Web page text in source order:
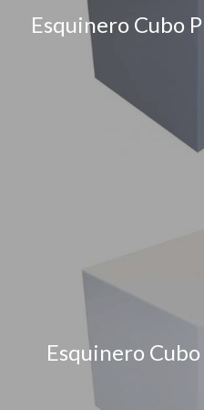
Esquinero Cubo
Esquinero